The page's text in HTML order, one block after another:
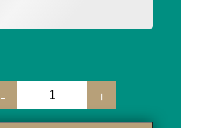
hochbank "ida" menge
- +